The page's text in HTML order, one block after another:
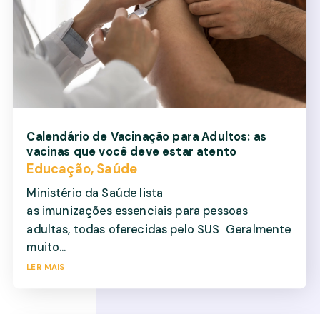
Calendário de Vacinação para Adultos: as
vacinas que você deve estar atento
Educação, Saúde
Ministério da Saúde lista
as imunizações essenciais para pessoas
adultas, todas oferecidas pelo SUS Geralmente
muito...
ler mais